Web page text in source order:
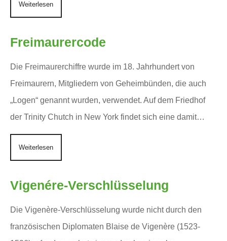
Weiterlesen
Freimaurercode
Die Freimaurerchiffre wurde im 18. Jahrhundert von
Freimaurern, Mitgliedern von Geheimbünden, die auch
„Logen“ genannt wurden, verwendet. Auf dem Friedhof
der Trinity Chutch in New York findet sich eine damit…
Weiterlesen
Vigenére-Verschlüsselung
Die Vigenère-Verschlüsselung wurde nicht durch den
französischen Diplomaten Blaise de Vigenère (1523-